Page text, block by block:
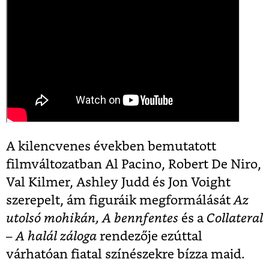
A kilencvenes években bemutatott
filmváltozatban Al Pacino, Robert De Niro,
Val Kilmer, Ashley Judd és Jon Voight
szerepelt, ám figuráik megformálását Az
utolsó mohikán, A bennfentes és a Collateral
– A halál záloga rendezője ezúttal
várhatóan fiatal színészekre bízza majd.